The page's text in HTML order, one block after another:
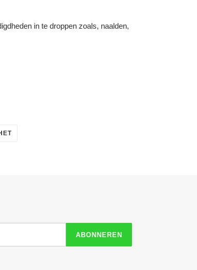
in te droppen zoals, naalden,
PINNEN
ABONNEREN